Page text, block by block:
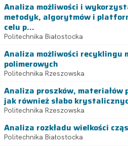
Analiza możliwości i
metodyk, algorytmów i
celu p...
Politechnika Białostocka
Analiza możliwości recyklingu
polimerowych
Politechnika Rzeszowska
Analiza proszków,
jak również słabo
Politechnika Rzeszowska
Analiza rozkładu wielkości
Politechnika Białostocka